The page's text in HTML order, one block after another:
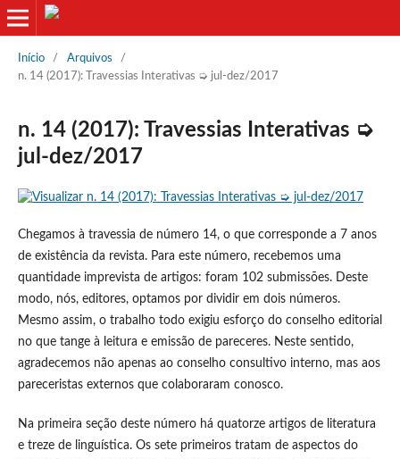
Início / Arquivos
/
n. 14 (2017): Travessias Interativas ➭ jul-dez/2017
n. 14 (2017): Travessias Interativas ➭
jul-dez/2017
Chegamos à travessia de número 14, o que corresponde a 7 anos
de existência da revista. Para este número, recebemos uma
quantidade imprevista de artigos: foram 102 submissões. Deste
modo, nós, editores, optamos por dividir em dois números.
Mesmo assim, o trabalho todo exigiu esforço do conselho editorial
no que tange à leitura e emissão de pareceres. Neste sentido,
agradecemos não apenas ao conselho consultivo interno, mas aos
pareceristas externos que colaboraram conosco.
Na primeira seção deste número há quatorze artigos de literatura
e treze de linguística. Os sete primeiros tratam de aspectos do